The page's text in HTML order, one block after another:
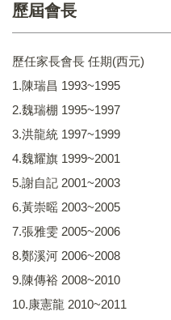
歷屆會長
歷任家長會長 任期(西元)
1.陳瑞昌 1993~1995
2.魏瑞棚 1995~1997
3.洪龍統 1997~1999
4.魏耀旗 1999~2001
5.謝自記 2001~2003
6.黃崇暚 2003~2005
7.張雅雯 2005~2006
8.鄭溪河 2006~2008
9.陳傳裕 2008~2010
10.康憲龍 2010~2011